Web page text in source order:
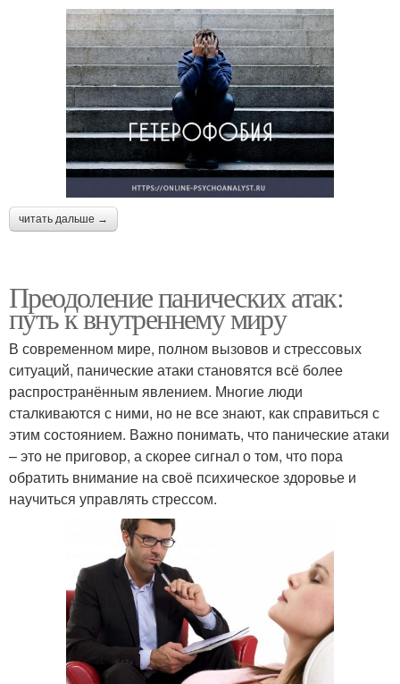
читать дальше →
Преодоление панических атак:
путь к внутреннему миру
В современном мире, полном вызовов и стрессовых
ситуаций, панические атаки становятся всё более
распространённым явлением. Многие люди
сталкиваются с ними, но не все знают, как справиться с
этим состоянием. Важно понимать, что панические атаки
– это не приговор, а скорее сигнал о том, что пора
обратить внимание на своё психическое здоровье и
научиться управлять стрессом.